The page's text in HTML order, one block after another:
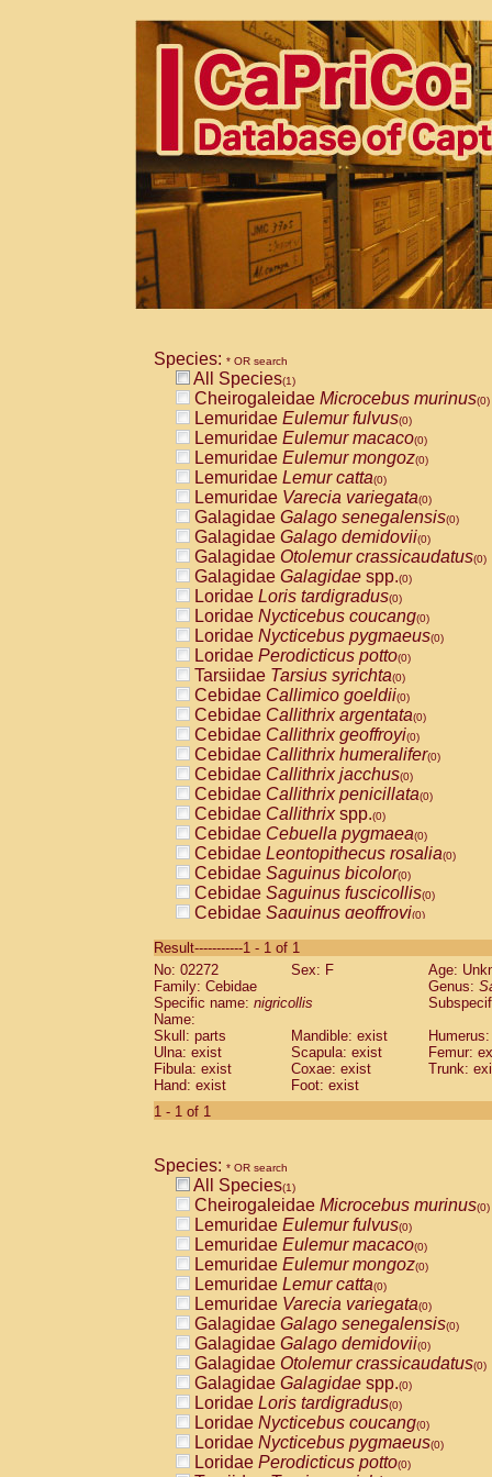
Species: * OR search
All Species(1)
Cheirogaleidae Microcebus murinus(0)
Lemuridae Eulemur fulvus(0)
Lemuridae Eulemur macaco(0)
Lemuridae Eulemur mongoz(0)
Lemuridae Lemur catta(0)
Lemuridae Varecia variegata(0)
Galagidae Galago senegalensis(0)
Galagidae Galago demidovii(0)
Galagidae Otolemur crassicaudatus(0)
Galagidae Galagidae spp.(0)
Loridae Loris tardigradus(0)
Loridae Nycticebus coucang(0)
Loridae Nycticebus pygmaeus(0)
Loridae Perodicticus potto(0)
Tarsiidae Tarsius syrichta(0)
Cebidae Callimico goeldii(0)
Cebidae Callithrix argentata(0)
Cebidae Callithrix geoffroyi(0)
Cebidae Callithrix humeralifer(0)
Cebidae Callithrix jacchus(0)
Cebidae Callithrix penicillata(0)
Cebidae Callithrixspp.(0)
Cebidae Cebuella pygmaea(0)
Cebidae Leontopithecus rosalia(0)
Cebidae Saguinus bicolor(0)
Cebidae Saguinus fuscicollis(0)
Cebidae Saguinus geoffroyi(0)
CebidaeSaguinus labiatus(0)
Cebidae Saguinus leucopus (0)
Cebidae
CebidaeSaguinus mystax
Cebidae Saguinus nigricollis (1)
Cebidae Saguinus oedipus
Cebidae Saguinus weddelli
Cebidae Saguinusspp.
Cebidae
CebidaeCebus capucinus
CebidaeCebus nigrivittatus
CebidaeCebus spp.(0)
CebidaeSaimiri boliviensis(0)
CebidaeSaimiri sciureus(0)
AtelidaeAlouatta caraya(0)
AtelidaeAlouatta fusca(0)
AtelidaeAlouatta seniculus(0)
AtelidaeAlouattaspp.(0)
AtelidaeAteles belzebuth(0)
AtelidaeAteles geoffroyi(0)
AtelidaeAteles paniscus(0)
AtelidaeAtelesspp.(0)
AtelidaeLagothrix lagothricha(0)
AtelidaeLagothrix lagothricha cana
PitheciidaeCacajao calvus
Result-----------1 - 1 of 1
No: 02272
Sex: F
Age:
Family: Cebidae
Genus:
Specific name: nigricollis
Name:
Skull: parts
Mandible: exist
Ulna: exist
Scapula: exist
Femur:
Fibula: exist
Coxae: exist
Trunk:
Hand: exist
Foot: exist
1 - 1 of 1
Species: * OR search
All Species(1)
Cheirogaleidae Microcebus murinus(0)
Lemuridae Eulemur fulvus(0)
Lemuridae Eulemur macaco(0)
Lemuridae Eulemur mongoz(0)
Lemuridae Lemur catta(0)
Lemuridae Varecia variegata(0)
Galagidae Galago senegalensis(0)
Galagidae Galago demidovii(0)
Galagidae Otolemur crassicaudatus(0)
Galagidae Galagidae spp.(0)
Loridae Loris tardigradus(0)
Loridae Nycticebus coucang(0)
Loridae Nycticebus pygmaeus(0)
Loridae Perodicticus potto(0)